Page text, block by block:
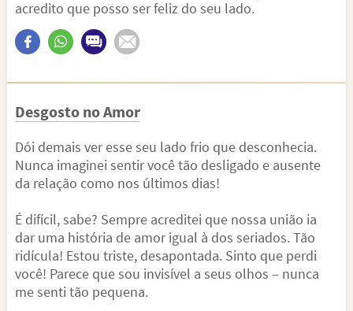
acredito que posso ser feliz do seu lado.
Desgosto no Amor
Dói demais ver esse seu lado frio que desconhecia.
Nunca imaginei sentir você tão desligado e ausente
da relação como nos últimos dias!
É difícil, sabe? Sempre acreditei que nossa união ia
dar uma história de amor igual à dos seriados. Tão
ridícula! Estou triste, desapontada. Sinto que perdi
você! Parece que sou invisível a seus olhos – nunca
me senti tão pequena.